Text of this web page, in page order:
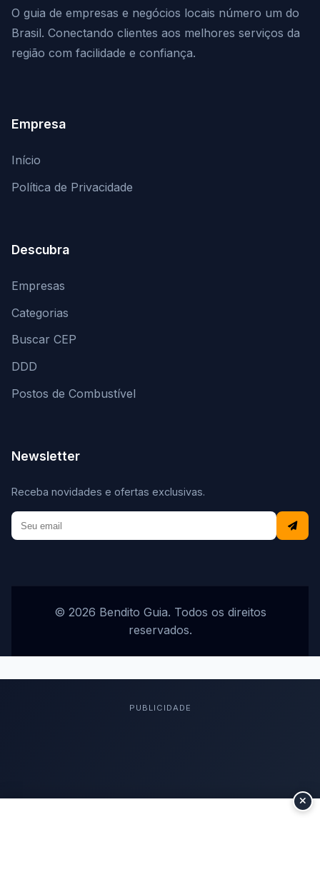
O guia de empresas e negócios locais número um do
Brasil. Conectando clientes aos melhores serviços da
região com facilidade e confiança.
Empresa
Início
Política de Privacidade
Descubra
Empresas
Categorias
Buscar CEP
DDD
Postos de Combustível
Newsletter
Receba novidades e ofertas exclusivas.
© 2026 Bendito Guia. Todos os direitos
reservados.